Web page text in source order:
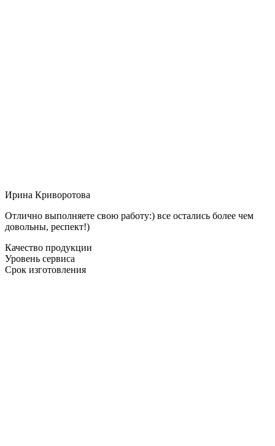
Ирина Криворотова
Отлично выполняете свою работу:) все остались более чем
довольны, респект!)
Качество продукции
Уровень сервиса
Срок изготовления